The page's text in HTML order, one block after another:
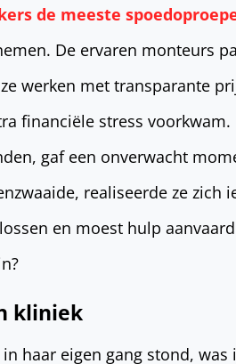
de meeste
De ervaren monteurs
werken met transparante
financiële stress
gaf een onverwacht
realiseerde ze zich
en moest hulp
kliniek
haar eigen gang stond, was